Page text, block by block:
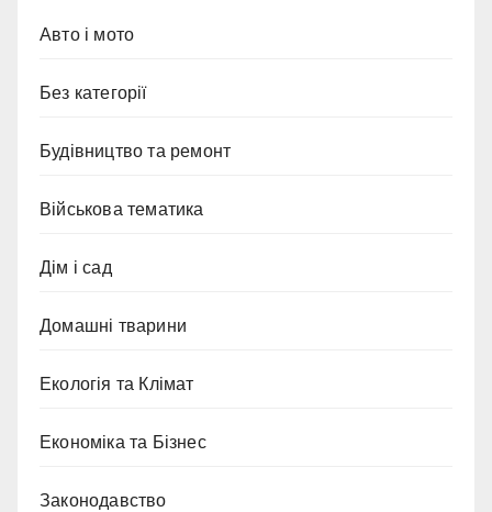
Авто і мото
Без категорії
Будівництво та ремонт
Військова тематика
Дім і сад
Домашні тварини
Екологія та Клімат
Економіка та Бізнес
Законодавство